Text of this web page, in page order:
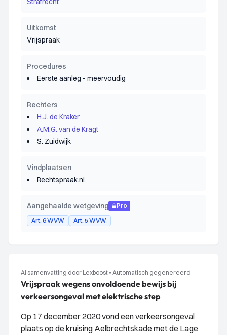
Uitkomst
Vrijspraak
Procedures
Eerste aanleg - meervoudig
Rechters
H.J. de Kraker
A.M.G. van de Kragt
S. Zuidwijk
Vindplaatsen
Rechtspraak.nl
Aangehaalde wetgeving
Pro
Art. 6 WVW
Art. 5 WVW
AI samenvatting door Lexboost • Automatisch gegenereerd
Vrijspraak wegens onvoldoende bewijs bij
verkeersongeval met elektrische step
Op 17 december 2020 vond een verkeersongeval
plaats op de kruising Aelbrechtskade met de Lage